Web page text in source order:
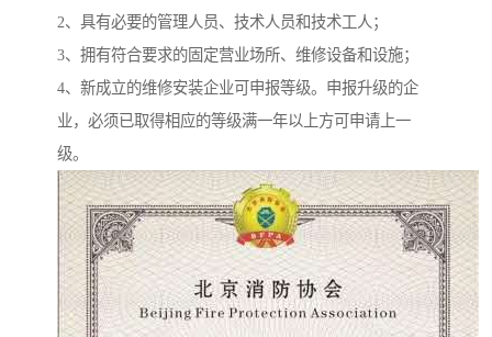
2、具有必要的管理人员、技术人员和技术工人；
3、拥有符合要求的固定营业场所、维修设备和设施；
4、新成立的维修安装企业可申报等级。申报升级的企
业，必须已取得相应的等级满一年以上方可申请上一
级。